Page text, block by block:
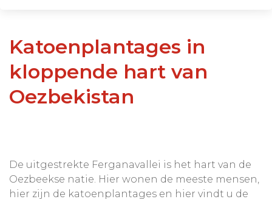
Katoenplantages in
kloppende hart van
Oezbekistan
De uitgestrekte Ferganavallei is het hart van de
Oezbeekse natie. Hier wonen de meeste mensen,
hier zijn de katoenplantages en hier vindt u de